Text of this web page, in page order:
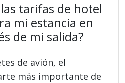
tarifas de hotel
mi estancia en
de mi salida?
de avión, el
más importante de